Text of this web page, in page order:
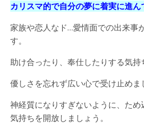
カリスマ的で自分の夢に着実に進
家族や恋人なド…愛情面での出来事
す。
助け合ったり、奉仕したりする気持
優しさを忘れず広い心で受け止めま
神経質になりすぎないように、た
気持ちを開放しましょう。